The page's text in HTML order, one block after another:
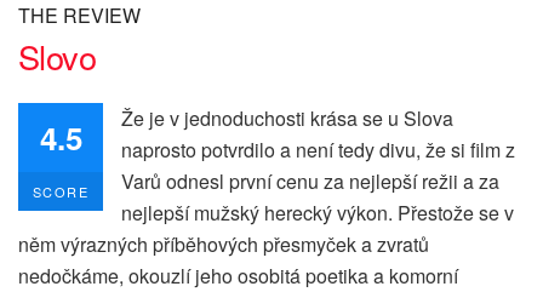
THE REVIEW
Slovo
4.5
SCORE
Že je v jednoduchosti krása se u Slova
naprosto potvrdilo a není tedy divu, že si film z
Varů odnesl první cenu za nejlepší režii a za
nejlepší mužský herecký výkon. Přestože se v
něm výrazných příběhových přesmyček a zvratů
nedočkáme, okouzlí jeho osobitá poetika a komorní